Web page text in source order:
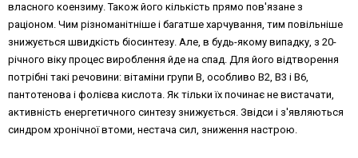
власного коензиму. Також його кількість прямо пов'язане з
раціоном. Чим різноманітніше і багатше харчування, тим повільніше
знижується швидкість біосинтезу. Але, в будь-якому випадку, з 20-
річного віку процес вироблення йде на спад. Для його відтворення
потрібні такі речовини: вітаміни групи В, особливо В2, В3 і В6,
пантотенова і фолієва кислота. Як тільки їх починає не вистачати,
активність енергетичного синтезу знижується. Звідси і з'являються
синдром хронічної втоми, нестача сил, зниження настрою.